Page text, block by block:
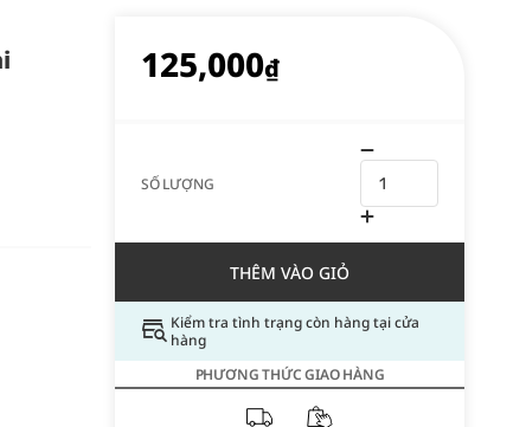
125,000₫
SỐ LƯỢNG
THÊM VÀO GIỎ
Kiểm tra tình trạng còn hàng tại cửa
hàng
PHƯƠNG THỨC GIAO HÀNG